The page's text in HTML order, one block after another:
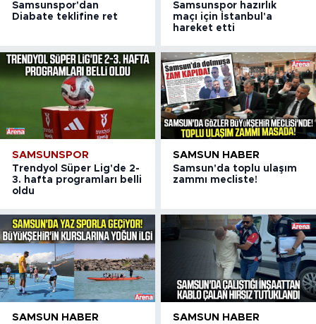
Samsunspor'dan
Diabate teklifine ret
Samsunspor hazırlık
maçı için İstanbul'a
hareket etti
SAMSUNSPOR
Trendyol Süper Lig'de 2-
3. hafta programları belli
oldu
SAMSUN HABER
Samsun'da toplu ulaşım
zammı mecliste!
SAMSUN HABER SAMSUN HABER